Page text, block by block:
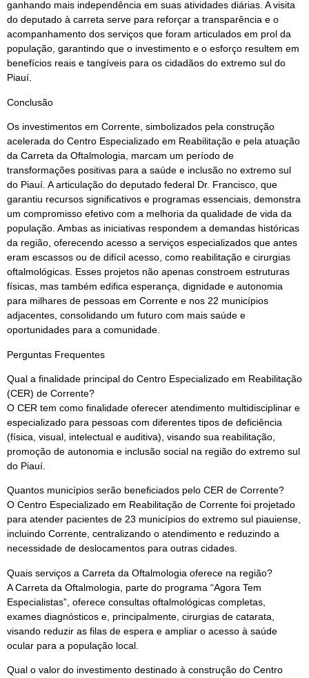
ganhando mais independência em suas atividades diárias. A visita
do deputado à carreta serve para reforçar a transparência e o
acompanhamento dos serviços que foram articulados em prol da
população, garantindo que o investimento e o esforço resultem em
benefícios reais e tangíveis para os cidadãos do extremo sul do
Piauí.
Conclusão
Os investimentos em Corrente, simbolizados pela construção
acelerada do Centro Especializado em Reabilitação e pela atuação
da Carreta da Oftalmologia, marcam um período de
transformações positivas para a saúde e inclusão no extremo sul
do Piauí. A articulação do deputado federal Dr. Francisco, que
garantiu recursos significativos e programas essenciais, demonstra
um compromisso efetivo com a melhoria da qualidade de vida da
população. Ambas as iniciativas respondem a demandas históricas
da região, oferecendo acesso a serviços especializados que antes
eram escassos ou de difícil acesso, como reabilitação e cirurgias
oftalmológicas. Esses projetos não apenas constroem estruturas
físicas, mas também edifica esperança, dignidade e autonomia
para milhares de pessoas em Corrente e nos 22 municípios
adjacentes, consolidando um futuro com mais saúde e
oportunidades para a comunidade.
Perguntas Frequentes
Qual a finalidade principal do Centro Especializado em Reabilitação
(CER) de Corrente?
O CER tem como finalidade oferecer atendimento multidisciplinar e
especializado para pessoas com diferentes tipos de deficiência
(física, visual, intelectual e auditiva), visando sua reabilitação,
promoção de autonomia e inclusão social na região do extremo sul
do Piauí.
Quantos municípios serão beneficiados pelo CER de Corrente?
O Centro Especializado em Reabilitação de Corrente foi projetado
para atender pacientes de 23 municípios do extremo sul piauiense,
incluindo Corrente, centralizando o atendimento e reduzindo a
necessidade de deslocamentos para outras cidades.
Quais serviços a Carreta da Oftalmologia oferece na região?
A Carreta da Oftalmologia, parte do programa “Agora Tem
Especialistas”, oferece consultas oftalmológicas completas,
exames diagnósticos e, principalmente, cirurgias de catarata,
visando reduzir as filas de espera e ampliar o acesso à saúde
ocular para a população local.
Qual o valor do investimento destinado à construção do Centro